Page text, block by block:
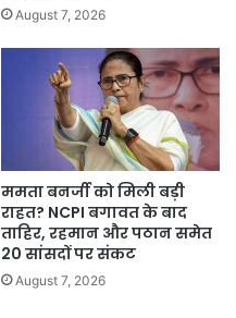
August 7, 2026
ममता बनर्जी को मिली बड़ी
राहत? NCPI बगावत के बाद
ताहिर, रहमान और पठान समेत
20 सांसदों पर संकट
August 7, 2026